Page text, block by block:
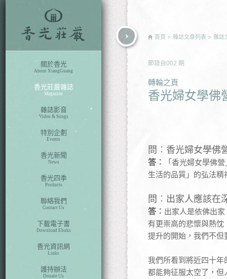
關於香光
About XiangGuang
香光莊嚴雜誌
Magazine
雜誌影音
Video & Songs
特別企劃
Events
香光新聞
News
香光四季
Products
聯絡我們
Contact Us
下載電子書
Download Eboks
香光資訊網
Links
護持辦法
Donate Us
首頁 雜誌文章列表 雜誌
節錄自 002 期
轉輪之頁
香光婦女學佛
問︰香光婦女學佛
答︰
「香光婦女學佛
生活的品質」的弘法
問︰出家人應該在
答︰ 出家人是依佛出
有更崇高的悲懷與熱
提升的開始，我們不
我們所看到將近四十
都能夠征服太空了，